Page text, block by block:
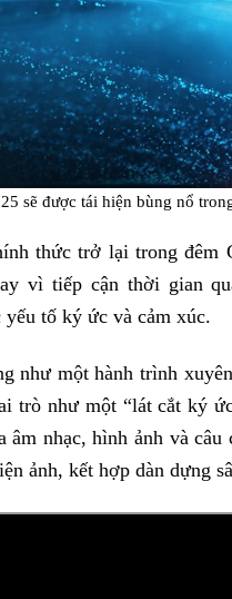
sẽ được tái hiện bùng nổ
thức trở lại trong đêm
vì tiếp cận thời gian
tố ký ức và cảm xúc.
như một hành trình
trò như một “lát cắt ký
âm nhạc, hình ảnh và câu
ảnh, kết hợp dàn dựng